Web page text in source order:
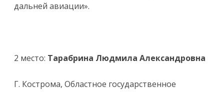
дальней авиации».
2 место: Тарабрина Людмила Александровна
Г. Кострома, Областное государственное